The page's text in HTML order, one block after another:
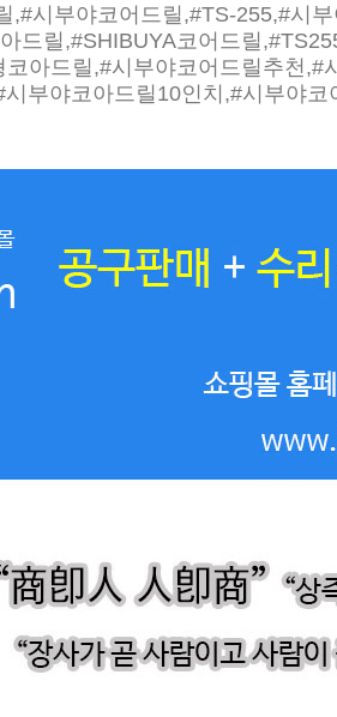
,#시부야코어드릴,#TS-255,#시
드릴,#SHIBUYA코어드릴
아드릴,#시부야코어드릴추천,#
시부야코아드릴10인치,#시부야코